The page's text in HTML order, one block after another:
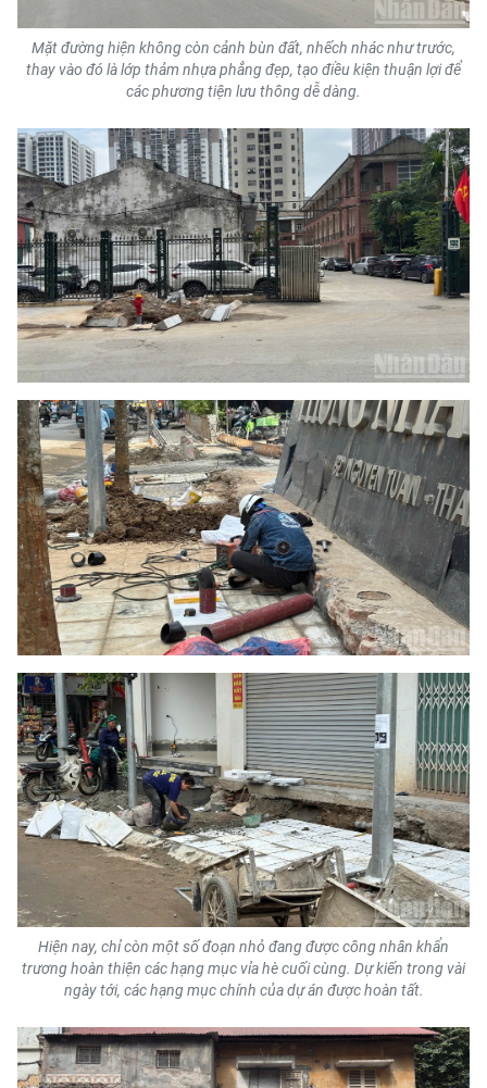
Chuyên trang Hà Nội
CHUYÊN ĐỀ
CÁC CHUYÊN TRANG
VỀ BÁO NHÂN DÂN
THỜI NAY
NHÂN DÂN CUỐI TUẦN
NHÂN DÂN HẰNG THÁNG
MUA BÁO
ĐỌC BÁO IN
ENGLISH
中文
FRANÇAIS
РУССКИЙ
ESPAÑOL
한국어
Mặt đường hiện không còn cảnh bùn đất, nhếch nhác như trước,
thay vào đó là lớp thảm nhựa phẳng đẹp, tạo điều kiện thuận lợi để
các phương tiện lưu thông dễ dàng.
Hiện nay, chỉ còn một số đoạn nhỏ đang được công nhân khẩn
trương hoàn thiện các hạng mục vỉa hè cuối cùng. Dự kiến trong vài
ngày tới, các hạng mục chính của dự án được hoàn tất.